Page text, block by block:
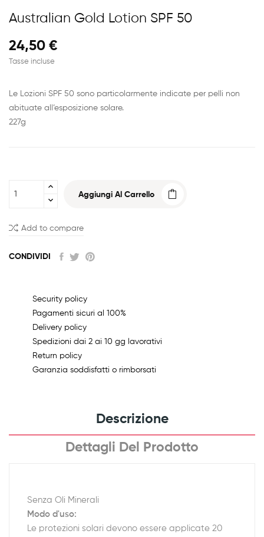
Australian Gold Lotion SPF 50
24,50 €
Tasse incluse
Le Lozioni SPF 50 sono particolarmente indicate per pelli non
abituate all’esposizione solare.
227g
Aggiungi Al Carrello
Add to compare
CONDIVIDI
Security policy
Pagamenti sicuri al 100%
Delivery policy
Spedizioni dai 2 ai 10 gg lavorativi
Return policy
Garanzia soddisfatti o rimborsati
Descrizione
Dettagli Del Prodotto
Senza Oli Minerali
Modo d'uso:
Le protezioni solari devono essere applicate 20